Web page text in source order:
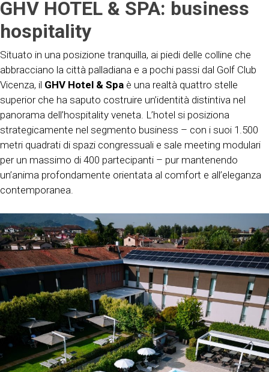
GHV HOTEL & SPA: business
hospitality
Situato in una posizione tranquilla, ai piedi delle colline che
abbracciano la città palladiana e a pochi passi dal Golf Club
Vicenza, il GHV Hotel & Spa è una realtà quattro stelle
superior che ha saputo costruire un’identità distintiva nel
panorama dell’hospitality veneta. L’hotel si posiziona
strategicamente nel segmento business – con i suoi 1.500
metri quadrati di spazi congressuali e sale meeting modulari
per un massimo di 400 partecipanti – pur mantenendo
un’anima profondamente orientata al comfort e all’eleganza
contemporanea.